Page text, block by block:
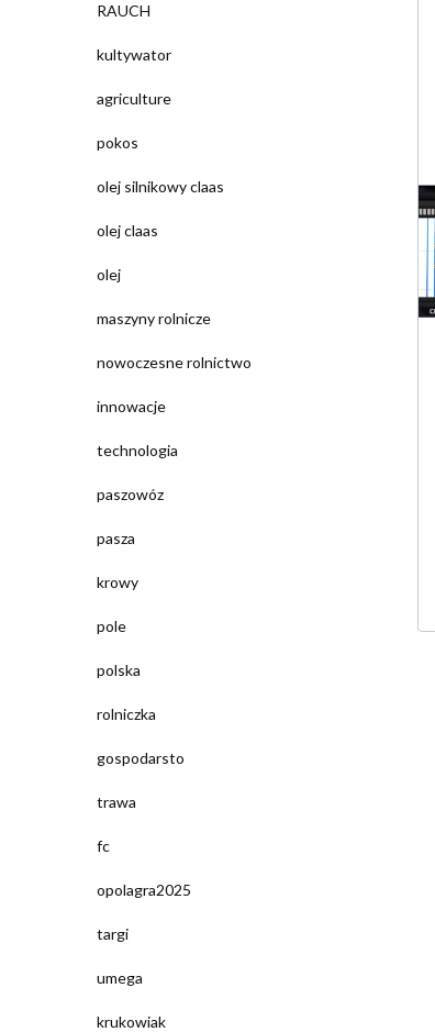
RAUCH
kultywator
agriculture
pokos
olej silnikowy claas
olej claas
olej
maszyny rolnicze
nowoczesne rolnictwo
innowacje
technologia
paszowóz
pasza
krowy
pole
polska
rolniczka
gospodarsto
trawa
fc
opolagra2025
targi
umega
krukowiak